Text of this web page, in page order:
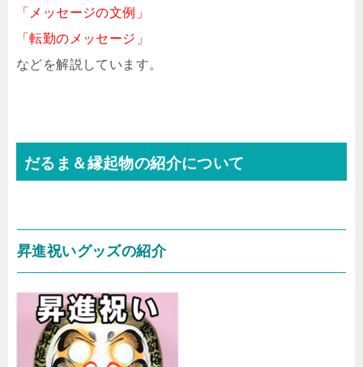
「メッセージの文例」
「転勤のメッセージ」
などを解説しています。
だるま＆縁起物の紹介について
昇進祝いグッズの紹介